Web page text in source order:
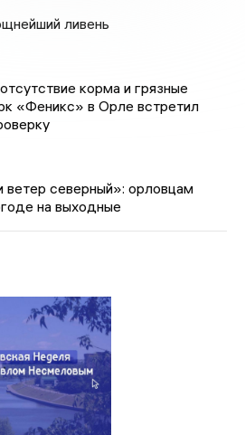
ливень
корма и грязные
«Феникс» в Орле встретил
ветер северный»: орловцам
на выходные